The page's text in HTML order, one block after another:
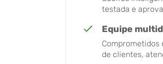
testada e
Equipe
Comprometidos
de clientes,